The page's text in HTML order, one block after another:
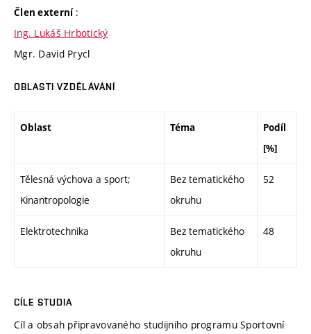
Člen externí :
Ing. Lukáš Hrbotický
Mgr. David Prycl
OBLASTI VZDĚLÁVÁNÍ
Oblast Téma
Podíl
[%]
Tělesná výchova a sport;
Kinantropologie
Bez tematického
okruhu
52
Elektrotechnika
Bez tematického
okruhu
48
CÍLE STUDIA
Cíl a obsah připravovaného studijního programu Sportovní